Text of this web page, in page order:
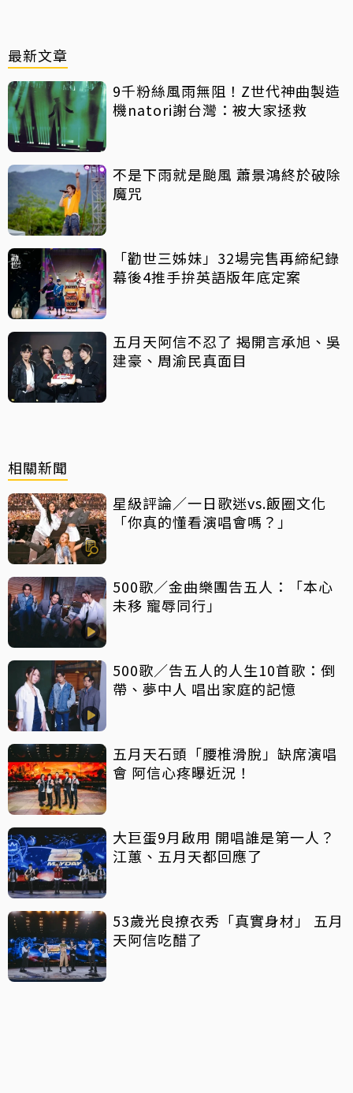
最新文章
9千粉絲風雨無阻！Z世代神曲製造
機natori謝台灣：被大家拯救
不是下雨就是颱風 蕭景鴻終於破除
魔咒
「勸世三姊妹」32場完售再締紀錄
幕後4推手拚英語版年底定案
五月天阿信不忍了 揭開言承旭、吳
建豪、周渝民真面目
相關新聞
星級評論／一日歌迷vs.飯圈文化
「你真的懂看演唱會嗎？」
500歌／金曲樂團告五人：「本心
未移 寵辱同行」
500歌／告五人的人生10首歌：倒
帶、夢中人 唱出家庭的記憶
五月天石頭「腰椎滑脫」缺席演唱
會 阿信心疼曝近況！
大巨蛋9月啟用 開唱誰是第一人？
江蕙、五月天都回應了
53歲光良撩衣秀「真實身材」 五月
天阿信吃醋了